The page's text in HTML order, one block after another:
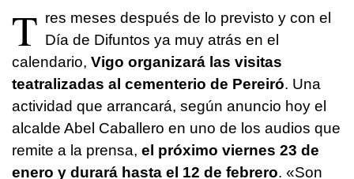
T res meses después de lo previsto y con el
Día de Difuntos ya muy atrás en el
calendario, Vigo organizará las visitas
teatralizadas al cementerio de Pereiró. Una
actividad que arrancará, según anuncio hoy el
alcalde Abel Caballero en uno de los audios que
remite a la prensa, el próximo viernes 23 de
enero y durará hasta el 12 de febrero. «Son